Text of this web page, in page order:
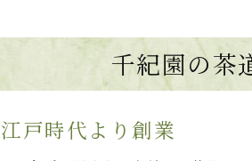
千紀園の茶
江戸時代より創業